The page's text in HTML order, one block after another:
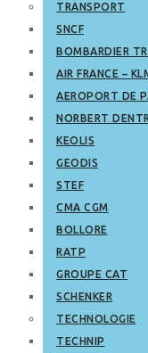
TRANSPORT
SNCF
BOMBARDIER
AIR FRANCE –
AEROPORT DE
NORBERT
KEOLIS
GEODIS
STEF
CMA CGM
BOLLORE
RATP
GROUPE CAT
SCHENKER
TECHNOLOGIE
TECHNIP